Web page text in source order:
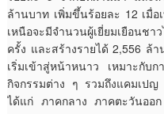
ล้านบาท เพิ่มขึ้นร้อยละ 12 เมื่
เหนือจะมีจำนวนผู้เยี่ยมเยือน
ครั้ง และสร้างรายได้ 2,556 ล้
เริ่มเข้าสู่หน้าหนาว เหมาะกับก
กิจกรรมต่าง ๆ รวมถึงแคมเปญ
ได้แก่ ภาคกลาง ภาคตะวันออ